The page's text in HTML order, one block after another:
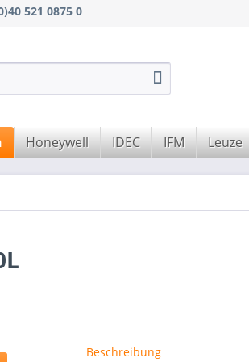
521 0875 0
Honeywell IDEC IFM Leuze
Beschreibung